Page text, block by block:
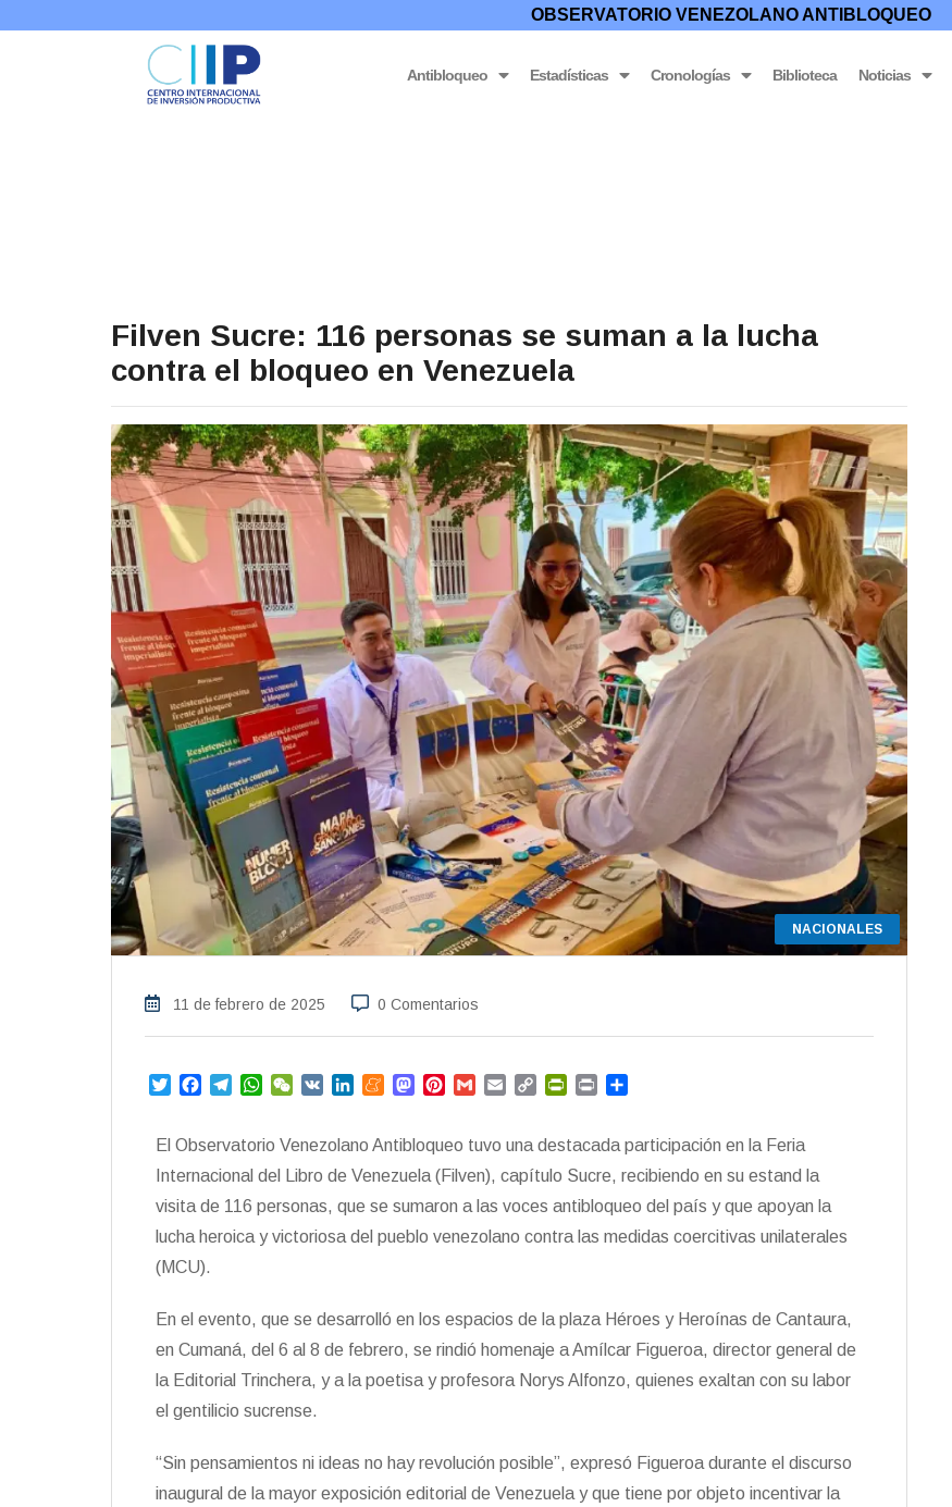
OBSERVATORIO VENEZOLANO ANTIBLOQUEO
Antibloqueo Estadísticas Cronologías Biblioteca Noticias
Filven Sucre: 116 personas se suman a la lucha
contra el bloqueo en Venezuela
NACIONALES
11 de febrero de 2025 0 Comentarios
T
t
t
r
e
b
o
k
e
g
a
m
W
t
s
p
p
W
h
a
k
e
I
n
M
e
a
e
M
t
o
o
n
t
e
e
s
G
i
l
i
l
y
L
n
k
n
t
r
i
l
y
n
t
p
a
t
i
El Observatorio Venezolano Antibloqueo tuvo una destacada participación en la Feria
Internacional del Libro de Venezuela (Filven), capítulo Sucre, recibiendo en su estand la
visita de 116 personas, que se sumaron a las voces antibloqueo del país y que apoyan la
lucha heroica y victoriosa del pueblo venezolano contra las medidas coercitivas unilaterales
(MCU).
En el evento, que se desarrolló en los espacios de la plaza Héroes y Heroínas de Cantaura,
en Cumaná, del 6 al 8 de febrero, se rindió homenaje a Amílcar Figueroa, director general de
la Editorial Trinchera, y a la poetisa y profesora Norys Alfonzo, quienes exaltan con su labor
el gentilicio sucrense.
“Sin pensamientos ni ideas no hay revolución posible”, expresó Figueroa durante el discurso
inaugural de la mayor exposición editorial de Venezuela y que tiene por objeto incentivar la